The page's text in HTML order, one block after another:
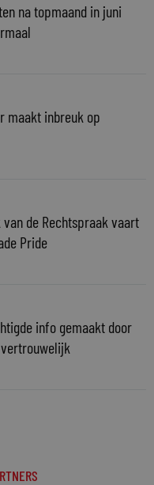
na topmaand in juni
maakt inbreuk op
van de Rechtspraak vaart
Pride
info gemaakt door